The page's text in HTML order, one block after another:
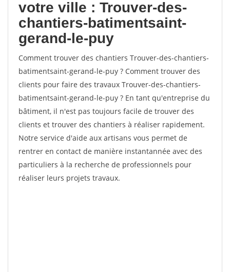
votre ville : Trouver-des-
chantiers-batimentsaint-
gerand-le-puy
Comment trouver des chantiers Trouver-des-chantiers-
batimentsaint-gerand-le-puy ? Comment trouver des
clients pour faire des travaux Trouver-des-chantiers-
batimentsaint-gerand-le-puy ? En tant qu'entreprise du
bâtiment, il n'est pas toujours facile de trouver des
clients et trouver des chantiers à réaliser rapidement.
Notre service d'aide aux artisans vous permet de
rentrer en contact de manière instantannée avec des
particuliers à la recherche de professionnels pour
réaliser leurs projets travaux.